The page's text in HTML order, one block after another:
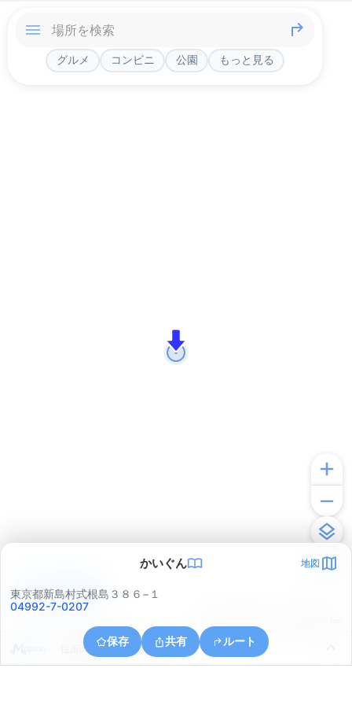
グルメ コンビニ 公園 もっと見る
かいぐん 地図
東京都新島村式根島３８６−１
04992-7-0207
保存 共有 ルート
住所の取得に失敗しました
アプリで見る